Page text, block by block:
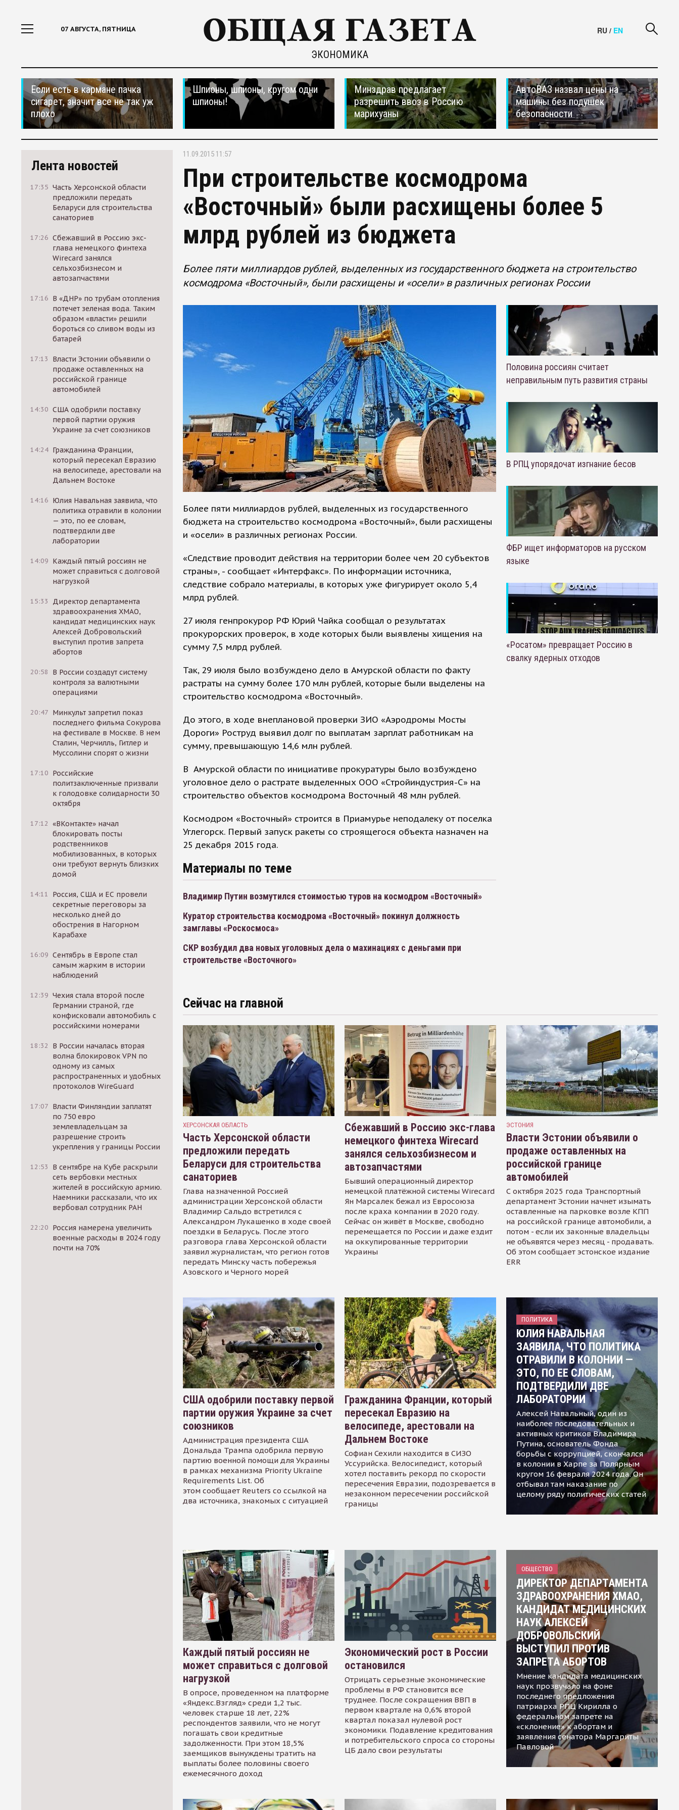
07 АВГУСТА, ПЯТНИЦА
ЭКОНОМИКА
RU / EN
Если есть в кармане пачка
сигарет, значит все не так уж
плохо
Шпионы, шпионы, кругом одни
шпионы!
Минздрав предлагает
разрешить ввоз в Россию
марихуаны
АвтоВАЗ назвал цены на
машины без подушек
безопасности
Лента новостей
17:35 Часть Херсонской области
предложили передать
Беларуси для строительства
санаториев
17:26 Сбежавший в Россию экс-
глава немецкого финтеха
Wirecard занялся
сельхозбизнесом и
автозапчастями
17:16 В «ДНР» по трубам отопления
потечет зеленая вода. Таким
образом «власти» решили
бороться со сливом воды из
батарей
17:13
Власти Эстонии объявили о
продаже оставленных на
российской границе
автомобилей
14:30 США одобрили поставку
первой партии оружия
Украине за счет союзников
14:24 Гражданина Франции,
который пересекал Евразию
на велосипеде, арестовали на
Дальнем Востоке
14:16 Юлия Навальная заявила, что
политика отравили в колонии
— это, по ее словам,
подтвердили две
лаборатории
14:09 Каждый пятый россиян не
может справиться с долговой
нагрузкой
15:33
Директор департамента
здравоохранения ХМАО,
кандидат медицинских наук
Алексей Добровольский
выступил против запрета
абортов
20:58
В России создадут систему
контроля за валютными
операциями
20:47 Минкульт запретил показ
последнего фильма Сокурова
на фестивале в Москве. В нем
Сталин, Черчилль, Гитлер и
Муссолини спорят о жизни
17:10 Российские
политзаключенные призвали
к голодовке солидарности 30
октября
17:12 «ВКонтакте» начал
блокировать посты
родственников
мобилизованных, в которых
они требуют вернуть близких
домой
14:11
Россия, США и ЕС провели
секретные переговоры за
несколько дней до
обострения в Нагорном
Карабахе
16:09 Сентябрь в Европе стал
самым жарким в истории
наблюдений
12:39 Чехия стала второй после
Германии страной, где
конфисковали автомобиль с
российскими номерами
18:32
В России началась вторая
волна блокировок VPN по
одному из самых
распространенных и удобных
протоколов WireGuard
17:07 Власти Финляндии заплатят
по 750 евро
землевладельцам за
разрешение строить
укрепления у границы России
12:53
В сентябре на Кубе раскрыли
сеть вербовки местных
жителей в российскую армию.
Наемники рассказали, что их
вербовал сотрудник РАН
22:20 Россия намерена увеличить
военные расходы в 2024 году
почти на 70%
11.09.2015 11:57
При строительстве космодрома
«Восточный» были расхищены более 5
млрд рублей из бюджета
Более пяти миллиардов рублей, выделенных из государственного бюджета на строительство
космодрома «Восточный», были расхищены и «осели» в различных регионах России
Более пяти миллиардов рублей, выделенных из государственного
бюджета на строительство космодрома «Восточный», были расхищены
и «осели» в различных регионах России.
«Следствие проводит действия на территории более чем 20 субъектов
страны», - сообщает «Интерфакс». По информации источника,
следствие собрало материалы, в которых уже фигурирует около 5,4
млрд рублей.
27 июля генпрокурор РФ Юрий Чайка сообщал о результатах
прокурорских проверок, в ходе которых были выявлены хищения на
сумму 7,5 млрд рублей.
Так, 29 июля было возбуждено дело в Амурской области по факту
растраты на сумму более 170 млн рублей, которые были выделены на
строительство космодрома «Восточный».
До этого, в ходе внеплановой проверки ЗИО «Аэродромы Мосты
Дороги» Роструд выявил долг по выплатам зарплат работникам на
сумму, превышающую 14,6 млн рублей.
В Амурской области по инициативе прокуратуры было возбуждено
уголовное дело о растрате выделенных ООО «Стройиндустрия-С» на
строительство объектов космодрома Восточный 48 млн рублей.
Космодром «Восточный» строится в Приамурье неподалеку от поселка
Углегорск. Первый запуск ракеты со строящегося объекта назначен на
25 декабря 2015 года.
Материалы по теме
Владимир Путин возмутился стоимостью туров на космодром «Восточный»
Куратор строительства космодрома «Восточный» покинул должность
замглавы «Роскосмоса»
СКР возбудил два новых уголовных дела о махинациях с деньгами при
строительстве «Восточного»
Половина россиян считает
неправильным путь развития страны
В РПЦ упорядочат изгнание бесов
ФБР ищет информаторов на русском
языке
«Росатом» превращает Россию в
свалку ядерных отходов
Сейчас на главной
ХЕРСОНСКАЯ ОБЛАСТЬ
Часть Херсонской области
предложили передать
Беларуси для строительства
санаториев
Глава назначенной Россией
администрации Херсонской области
Владимир Сальдо встретился с
Александром Лукашенко в ходе своей
поездки в Беларусь. После этого
разговора глава Херсонской области
заявил журналистам, что регион готов
передать Минску часть побережья
Азовского и Черного морей
Сбежавший в Россию экс-глава
немецкого финтеха Wirecard
занялся сельхозбизнесом и
автозапчастями
Бывший операционный директор
немецкой платёжной системы Wirecard
Ян Марсалек бежал из Евросоюза
после краха компании в 2020 году.
Сейчас он живёт в Москве, свободно
перемещается по России и даже ездит
на оккупированные территории
Украины
ЭСТОНИЯ
Власти Эстонии объявили о
продаже оставленных на
российской границе
автомобилей
С октября 2025 года Транспортный
департамент Эстонии начнет изымать
оставленные на парковке возле КПП
на российской границе автомобили, а
потом - если их законные владельцы
не объявятся через месяц - продавать.
Об этом сообщает эстонское издание
ERR
США одобрили поставку первой
партии оружия Украине за счет
союзников
Администрация президента США
Дональда Трампа одобрила первую
партию военной помощи для Украины
в рамках механизма Priority Ukraine
Requirements List. Об
этом сообщает Reuters со ссылкой на
два источника, знакомых с ситуацией
Гражданина Франции, который
пересекал Евразию на
велосипеде, арестовали на
Дальнем Востоке
Софиан Сехили находится в СИЗО
Уссурийска. Велосипедист, который
хотел поставить рекорд по скорости
пересечения Евразии, подозревается в
незаконном пересечении российской
границы
ПОЛИТИКА
ЮЛИЯ НАВАЛЬНАЯ
ЗАЯВИЛА, ЧТО ПОЛИТИКА
ОТРАВИЛИ В КОЛОНИИ —
ЭТО, ПО ЕЕ СЛОВАМ,
ПОДТВЕРДИЛИ ДВЕ
ЛАБОРАТОРИИ
Алексей Навальный, один из
наиболее последовательных и
активных критиков Владимира
Путина, основатель Фонда
борьбы с коррупцией, скончался
в колонии в Харпе за Полярным
кругом 16 февраля 2024 года. Он
отбывал там наказание по
целому ряду политических статей
Каждый пятый россиян не
может справиться с долговой
нагрузкой
В опросе, проведенном на платформе
«Яндекс.Взгляд» среди 1,2 тыс.
человек старше 18 лет, 22%
респондентов заявили, что не могут
погашать свои кредитные
задолженности. При этом 18,5%
заемщиков вынуждены тратить на
выплаты более половины своего
ежемесячного доход
Экономический рост в России
остановился
Отрицать серьезные экономические
проблемы в РФ становится все
труднее. После сокращения ВВП в
первом квартале на 0,6% второй
квартал показал нулевой рост
экономики. Подавление кредитования
и потребительского спроса со стороны
ЦБ дало свои результаты
ОБЩЕСТВО
ДИРЕКТОР ДЕПАРТАМЕНТА
ЗДРАВООХРАНЕНИЯ ХМАО,
КАНДИДАТ МЕДИЦИНСКИХ
НАУК АЛЕКСЕЙ
ДОБРОВОЛЬСКИЙ
ВЫСТУПИЛ ПРОТИВ
ЗАПРЕТА АБОРТОВ
Мнение кандидата медицинских
наук прозвучало на фоне
последнего предложения
патриарха РПЦ Кирилла о
федеральном запрете на
«склонение» к абортам и
заявления сенатора Маргариты
Павловой